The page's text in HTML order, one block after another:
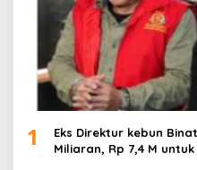
1
Eks Direktur kebun
Miliaran, Rp 7,4 M